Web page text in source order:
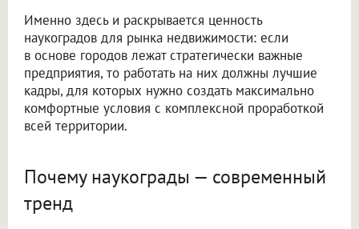
Именно здесь и раскрывается ценность
наукоградов для рынка недвижимости: если
в основе городов лежат стратегически важные
предприятия, то работать на них должны лучшие
кадры, для которых нужно создать максимально
комфортные условия с комплексной проработкой
всей территории.
Почему наукограды — современный
тренд